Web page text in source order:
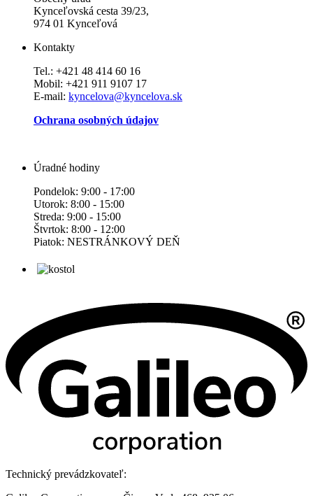
Kynceľovská cesta 39/23,
974 01 Kynceľová
Kontakty
Tel.: +421 48 414 60 16
Mobil: +421 911 9107 17
E-mail: kyncelova@kyncelova.sk
Ochrana osobných údajov
Úradné hodiny
Pondelok: 9:00 - 17:00
Utorok: 8:00 - 15:00
Streda: 9:00 - 15:00
Štvrtok: 8:00 - 12:00
Piatok: NESTRÁNKOVÝ DEŇ
Technický prevádzkovateľ: